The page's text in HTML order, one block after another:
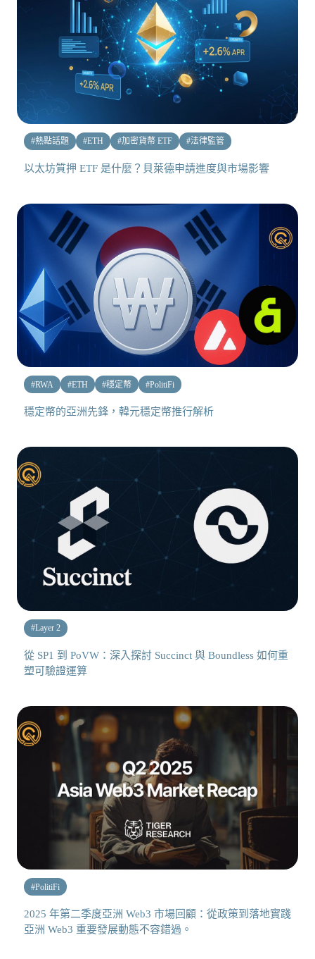
#熱點話題 #ETH #加密貨幣 ETF #法律監管
以太坊質押 ETF 是什麼？貝萊德申請進度與市場影響
#RWA #ETH #穩定幣 #PolitiFi
穩定幣的亞洲先鋒，韓元穩定幣推行解析
#Layer 2
從 SP1 到 PoVW：深入探討 Succinct 與 Boundless 如何重
塑可驗證運算
#PolitiFi
2025 年第二季度亞洲 Web3 市場回顧：從政策到落地實踐
亞洲 Web3 重要發展動態不容錯過。